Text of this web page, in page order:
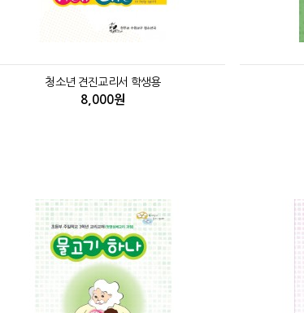
청소년 견진교리서 학생용
8,000원